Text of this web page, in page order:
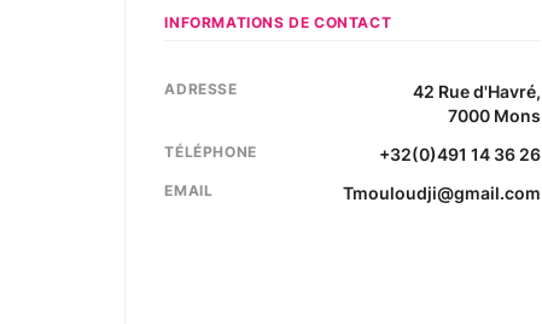
INFORMATIONS DE CONTACT
ADRESSE 42 Rue d'Havré,
7000 Mons
TÉLÉPHONE +32(0)491 14 36 26
EMAIL Tmouloudji@gmail.com